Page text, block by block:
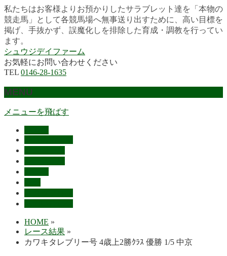
私たちはお客様よりお預かりしたサラブレット達を「本物の
競走馬」として各競馬場へ無事送り出すために、高い目標を
掲げ、手抜かず、誤魔化しを排除した育成・調教を行ってい
ます。
シュウジデイファーム
お気軽にお問い合わせください
TEL 0146-28-1635
MENU
メニューを飛ばす
HOME »
レース結果 »
カワキタレブリー号 4歳上2勝ｸﾗｽ 優勝 1/5 中京